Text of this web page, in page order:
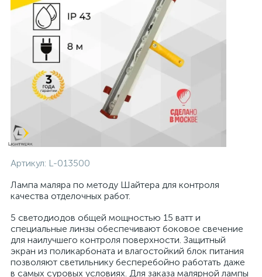
Артикул: L-013500
Лампа маляра по методу Шайтера для контроля
качества отделочных работ.
5 светодиодов общей мощностью 15 ватт и
специальные линзы обеспечивают боковое свечение
для наилучшего контроля поверхности. Защитный
экран из поликарбоната и влагостойкий блок питания
позволяют светильнику бесперебойно работать даже
в самых суровых условиях. Для заказа малярной лампы